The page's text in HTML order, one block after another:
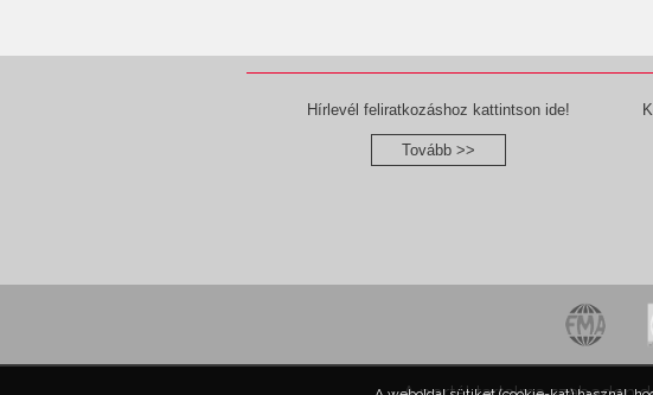
Hírlevél feliratkozáshoz kattintson ide!
Tovább >>